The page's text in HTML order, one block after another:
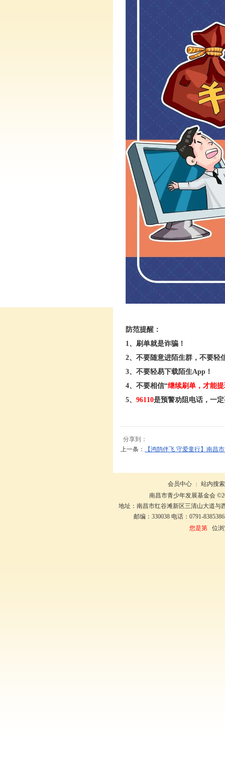
防范提醒：
1、刷单就是诈骗！
2、不要随意进陌生群，不要轻
3、不要轻易下载陌生App！
4、不要相信“继续刷单，才能
5、 96110是预警劝阻电话，一
分享到：
上一条：
【鸿鹄伴飞 守爱童行】南昌
会员中心 |
站内搜索
南昌市青少年发展基金会
地址：南昌市红谷滩新区三清山大道与
邮编：330038 电话：0791-
您是第位